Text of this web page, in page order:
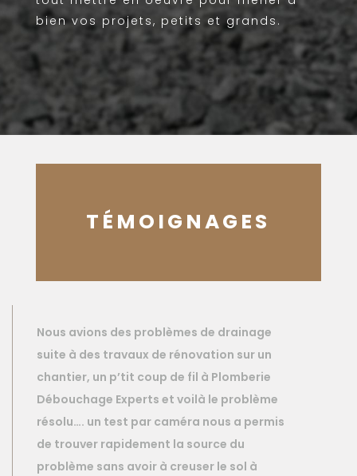
bien vos projets, petits et grands.
TÉMOIGNAGES
Nous avions des problèmes de drainage
suite à des travaux de rénovation sur un
chantier, un p’tit coup de fil à Plomberie
Débouchage Experts et voilà le problème
résolu…. un test par caméra nous a permis
de trouver rapidement la source du
problème sans avoir à creuser le sol à